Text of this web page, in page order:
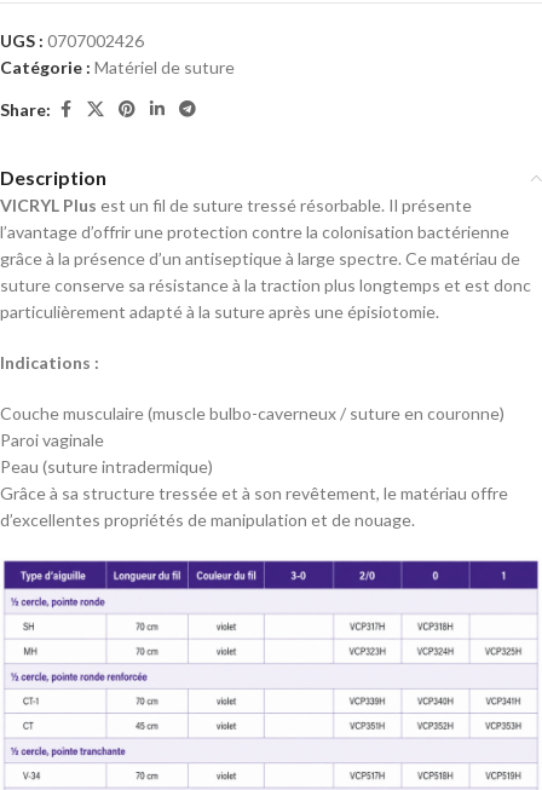
UGS : 0707002426
Catégorie : Matériel de suture
Share:
Description
VICRYL Plus est un fil de suture tressé résorbable. Il présente
l’avantage d’offrir une protection contre la colonisation bactérienne
grâce à la présence d’un antiseptique à large spectre. Ce matériau de
suture conserve sa résistance à la traction plus longtemps et est donc
particulièrement adapté à la suture après une épisiotomie.
Indications :
Couche musculaire (muscle bulbo-caverneux / suture en couronne)
Paroi vaginale
Peau (suture intradermique)
Grâce à sa structure tressée et à son revêtement, le matériau offre
d’excellentes propriétés de manipulation et de nouage.